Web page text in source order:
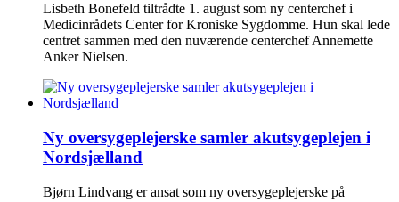
Lisbeth Bonefeld tiltrådte 1. august som ny centerchef i
Medicinrådets Center for Kroniske Sygdomme. Hun skal lede
centret sammen med den nuværende centerchef Annemette
Anker Nielsen.
Ny oversygeplejerske samler akutsygeplejen i
Nordsjælland
Bjørn Lindvang er ansat som ny oversygeplejerske på